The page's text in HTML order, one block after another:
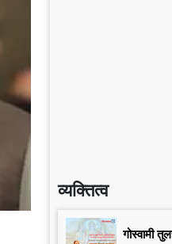
व्यक्तित्व
गोस्वामी